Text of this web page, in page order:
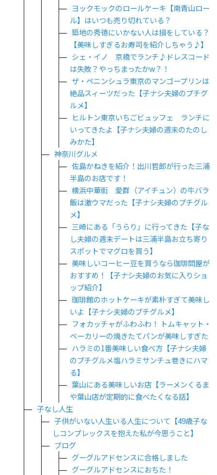
ヨックモックのロールケーキ【南青山ロー
ル】はいつも売り切れている？
築地の秀徳にいかない人は損をしている？
【美味しすぎるお寿司を紹介しちゃう♪】
シェ・イノ 京橋でランチ♪ドレスコード
は失敗？やっちまったかw？！
ザ・ペニンシュラ東京のマンゴープリンは
絶品スィーツだった【子ナシ夫婦のプチグ
ルメ】
ヒルトン東京いちごビュッフェ ランチに
いってきたよ【子ナシ夫婦の週末のたのし
みかた】
神奈川グルメ
佐島かねきを紹介！出川哲郎が行った三浦
半島のお店です！
横浜中華街 愛群（アイチュン）の牛バラ
飯は激ウマだった【子ナシ夫婦のプチグル
メ】
三崎にある「うらり」に行ってきた【子な
し夫婦の週末デートは三浦半島お立ち寄り
スポットでマグロを買う】
美味しいコーヒー豆を買うなら珈琲問屋が
おすすめ！【子ナシ夫婦のお気に入りショ
ップ紹介】
珈琲館のホットケーキが素朴すぎて美味し
いよ【子ナシ夫婦のプチグルメ】
フォカッチャがふわふわ！ トムキャット・
ベーカリーの焼きたてパンが美味しすぎた
ハラミの1番美味しい食べ方【子ナシ夫婦
のプチグルメ塩ハラミサンチュ巻きにハマ
る】
葉山にある美味しいお店【ラーメンくるま
や葉山店が定期的に食べたくなる話】
子なし人生
子供がいない人生いる人生について【49歳子な
しコンプレックスを抱えた私が今思うこと】
ブログ
グーグルアドセンスに合格しました
グーグルアドセンスにおちた！